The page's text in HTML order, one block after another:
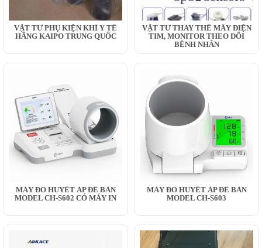
VẬT TƯ PHỤ KIỆN KHÍ Y TẾ
HÃNG KAIPO TRUNG QUỐC
VẬT TƯ THAY THẾ MÂY ĐIỆN
TIM, MONITOR THEO DÕI
BỆNH NHÂN
MÁY ĐO HUYẾT ÁP ĐỂ BÀN
MODEL CH-S602 CÓ MÁY IN
MÁY ĐO HUYẾT ÁP ĐỂ BÀN
MODEL CH-S603